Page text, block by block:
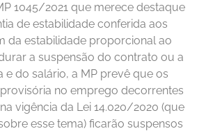
1045/2021 que merece destaque
de estabilidade conferida aos
da estabilidade proporcional ao
a suspensão do contrato ou a
e do salário, a MP prevê que os
no emprego decorrentes
vigência da Lei 14.020/2020 (que
esse tema) ficarão suspensos